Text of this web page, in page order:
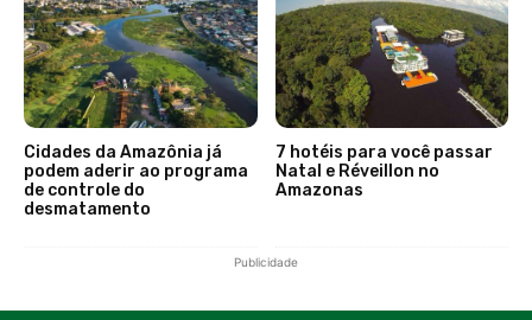
Cidades da Amazônia já
podem aderir ao programa
de controle do
desmatamento
7 hotéis para você passar
Natal e Réveillon no
Amazonas
Publicidade